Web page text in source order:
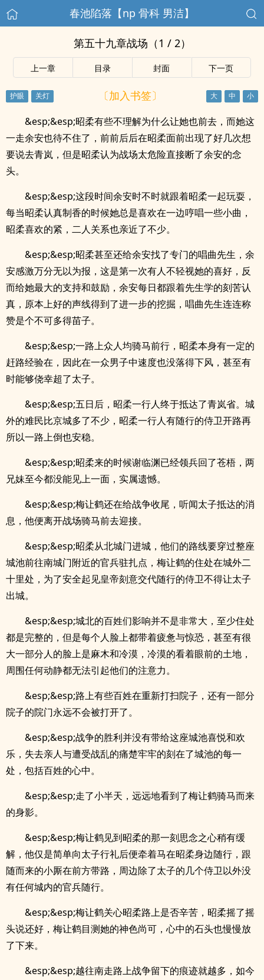
春池陷落【np 骨科 男洁】
第五十九章战场（1 / 2）
上一章 目录 封面 下一页
〔加入书签〕
&esp;&esp;昭柔有些不理解为什么让她也前去，而她这
一走余安也待不住了，前前后后在昭柔面前出现了好几次想
要说去青岚，但是昭柔认为战场太危险直接断了余安的念
头。
&esp;&esp;这段时间余安时不时就跟着昭柔一起玩耍，
每当昭柔认真制香的时候她总是喜欢在一边哼唱一些小曲，
昭柔喜欢的紧，二人关系也亲近了不少。
&esp;&esp;昭柔甚至还给余安找了专门的唱曲先生，余
安感激万分无以为报，这是第一次有人不轻视她的喜好，反
而给她最大的支持和鼓励，余安每日都跟着先生学的刻苦认
真，原本上好的声线得到了进一步的挖掘，唱曲先生连连称
赞是个不可多得苗子。
&esp;&esp;一路上众人均骑马前行，昭柔本身有一定的
赶路经验在，因此在一众男子中速度也没落得下风，甚至有
时能够侥幸超了太子。
&esp;&esp;五日后，昭柔一行人终于抵达了青岚省。城
外的难民比京城多了不少，昭柔一行人有随行的侍卫开路再
所以一路上倒也安稳。
&esp;&esp;昭柔来的时候谢临渊已经领兵回了苍梧，两
兄妹至今都没能见上一面，实属遗憾。
&esp;&esp;梅让鹤还在给战争收尾，听闻太子抵达的消
息，他便离开战场骑马前去迎接。
&esp;&esp;昭柔从北城门进城，他们的路线要穿过整座
城池前往南城门附近的官兵驻扎点，梅让鹤的住处在城外二
十里处，为了安全起见皇帝刻意交代随行的侍卫不得让太子
出城。
&esp;&esp;城北的百姓们影响并不是非常大，至少住处
都是完整的，但是每个人脸上都带着疲惫与惊恐，甚至有很
大一部分人的脸上是麻木和冷漠，冷漠的看着眼前的土地，
周围任何动静都无法引起他们的注意力。
&esp;&esp;路上有些百姓在重新打扫院子，还有一部分
院子的院门永远不会被打开了。
&esp;&esp;战争的胜利并没有带给这座城池喜悦和欢
乐，失去亲人与遭受战乱的痛楚牢牢的刻在了城池的每一
处，包括百姓的心中。
&esp;&esp;走了小半天，远远地看到了梅让鹤骑马而来
的身影。
&esp;&esp;梅让鹤见到昭柔的那一刻思念之心稍有缓
解，他仅是简单向太子行礼后便牵着马在昭柔身边随行，跟
随而来的小厮在前方带路，周边除了太子的几个侍卫以外没
有任何城内的官兵随行。
&esp;&esp;梅让鹤关心昭柔路上是否辛苦，昭柔摇了摇
头说还好，梅让鹤目测她的神色尚可，心中的石头也慢慢放
了下来。
&esp;&esp;越往南走路上战争留下的痕迹就越多，如今